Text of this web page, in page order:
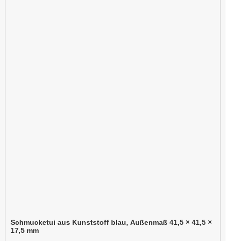
Schmucketui aus Kunststoff blau, Außenmaß 41,5 × 41,5 ×
17,5 mm